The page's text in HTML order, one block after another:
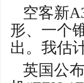
空客新
形、一个
出。我估
英国公